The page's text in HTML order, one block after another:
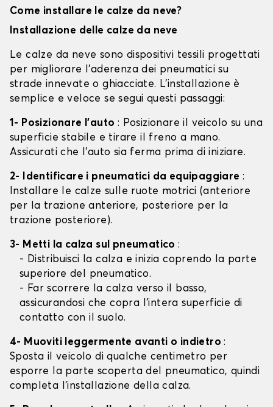
Come installare le calze da neve?
Installazione delle calze da neve
Le calze da neve sono dispositivi tessili progettati
per migliorare l'aderenza dei pneumatici su
strade innevate o ghiacciate. L'installazione è
semplice e veloce se segui questi passaggi:
1- Posizionare l'auto : Posizionare il veicolo su una
superficie stabile e tirare il freno a mano.
Assicurati che l'auto sia ferma prima di iniziare.
2- Identificare i pneumatici da equipaggiare :
Installare le calze sulle ruote motrici (anteriore
per la trazione anteriore, posteriore per la
trazione posteriore).
3- Metti la calza sul pneumatico:
- Distribuisci la calza e inizia coprendo la parte
superiore del pneumatico.
- Far scorrere la calza verso il basso,
assicurandosi che copra l'intera superficie di
contatto con il suolo.
4- Muoviti leggermente avanti o indietro:
Sposta il veicolo di qualche centimetro per
esporre la parte scoperta del pneumatico, quindi
completa l'installazione della calza.